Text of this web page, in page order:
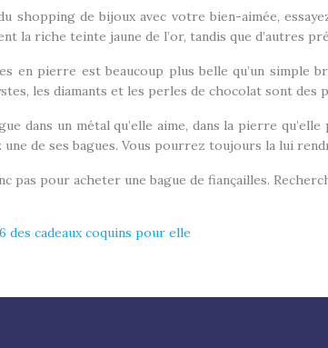
shopping de bijoux avec votre bien-aimée,
la riche teinte jaune de l’or, tandis que d’autres
en pierre est beaucoup plus belle qu’un simple
les diamants et les perles de chocolat sont
dans un métal qu’elle aime, dans la pierre
une de ses bagues. Vous pourrez toujours la lui
pas pour acheter une bague de fiançailles.
des cadeaux coquins pour elle